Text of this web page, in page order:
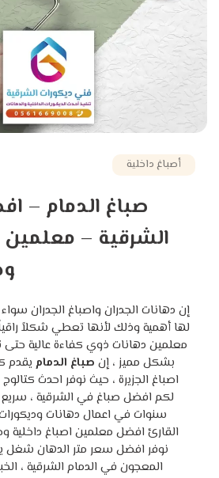
أصباغ داخلية
صباغ الدمام –
الشرقية – معلمين
إن دهانات الجدران واصباغ الجدران سواء
لها أهمية وذلك لأنها تعطي شكلاً
معلمين دهانات ذوي كفاءة عالية
بشكل مميز ، إن صباغ الدمام يقدم
اصباغ الجزيرة ، حيث نوفر احدث
سنوات في اعمال دهانات وديكورات
القارئ افضل معلمين اصباغ داخلية
نوفر افضل سعر متر الدهان شغل
المعجون في الدمام الشرقية ،